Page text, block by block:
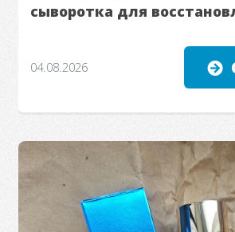
сыворотка для
04.08.2026